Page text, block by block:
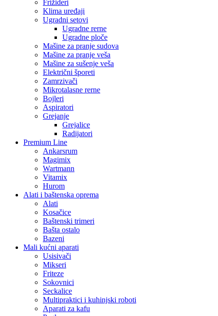
Frižideri
Klima uređaji
Ugradni setovi
Ugradne rerne
Ugradne ploče
Mašine za pranje sudova
Mašine za pranje veša
Mašine za sušenje veša
Električni šporeti
Zamrzivači
Mikrotalasne rerne
Bojleri
Aspiratori
Grejanje
Grejalice
Radijatori
Premium Line
Ankarsrum
Magimix
Wartmann
Vitamix
Hurom
Alati i baštenska oprema
Alati
Kosačice
Baštenski trimeri
Bašta ostalo
Bazeni
Mali kućni aparati
Usisivači
Mikseri
Friteze
Sokovnici
Seckalice
Multipraktici i kuhinjski roboti
Aparati za kafu